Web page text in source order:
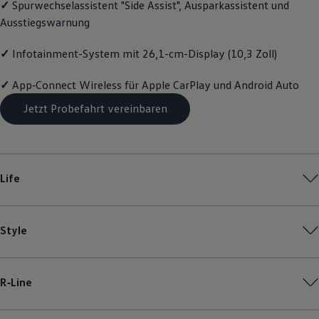
Magazin
Lifestyle
Familie
Elektromobilität
Pannen- und Unfallhilfe
Volkswagen Kundenbetreuung
✓ Spurwechselassistent "Side Assist", Ausparkassistent und
Ausstiegswarnung
✓ Infotainment-System mit 26,1-cm-Display (10,3 Zoll)
✓ App‑Connect Wireless für Apple CarPlay und Android Auto
Jetzt Probefahrt vereinbaren
Life
Style
R‑Line